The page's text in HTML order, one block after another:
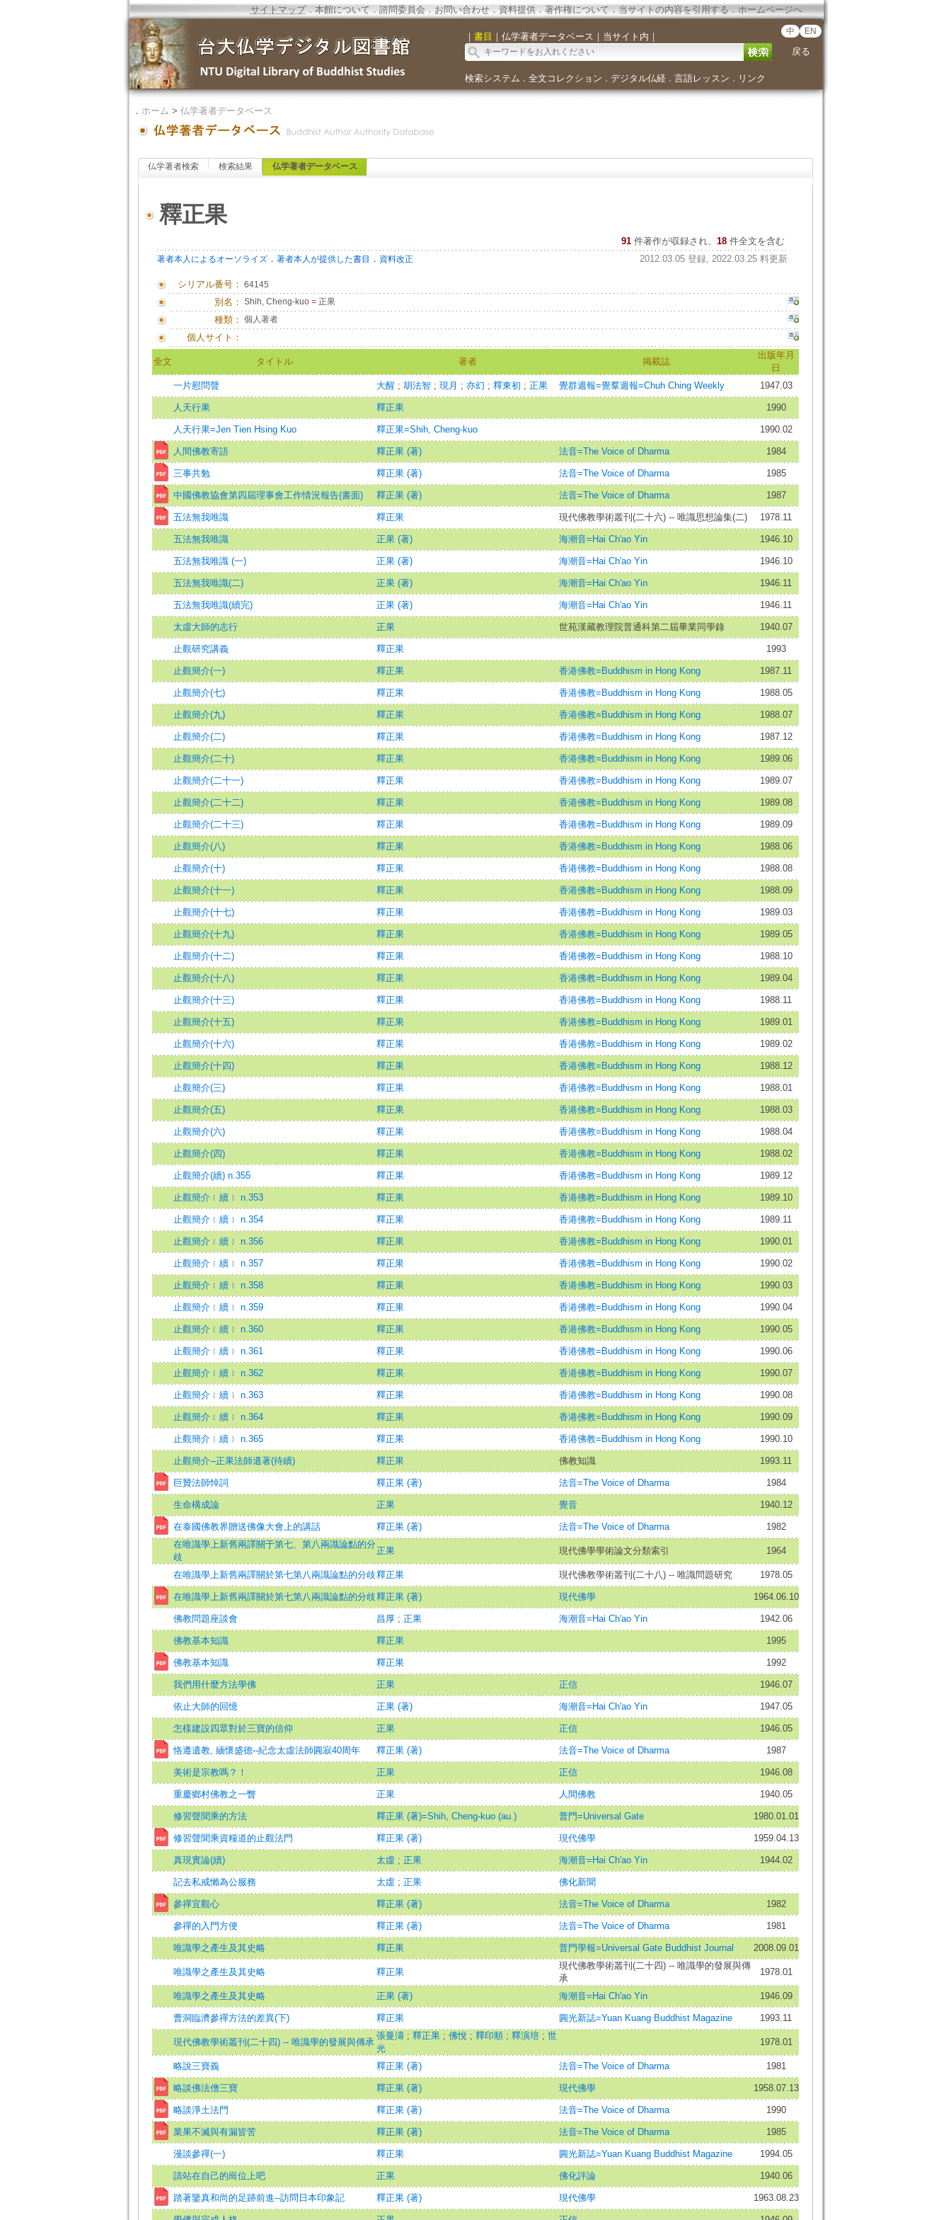
サイトマップ．本館について．諮問委員会． お問い合わせ． 資料提供．著作権について．当サイトの内容を引用する．ホームページへ
｜ 書目 ｜ 仏学著者データベース ｜ 当サイト内 ｜ 中 EN
戻る
検索システム ． 全文コレクション ． デジタル仏経． 言語レッスン ． リンク
． ホーム > 仏学著者データベース
仏学著者検索 検索結果 仏学著者データベース
釋正果
91 件著作が収録され、 18件全文を含む
著者本人によるオーソライズ． 著者本人が提供した書目 ． 資料改正 2012.03.05 登録, 2022.03.25 料更新
シリアル番号： 64145
別名： Shih, Cheng-kuo =正果
種類： 個人著者
個人サイト：
全文 タイトル 著者 掲載誌
出版年月
日
一片慰問聲
大醒 ; 胡法智 ; 現月 ; 亦幻 ; 釋東初 ; 正果 覺群週報=覺羣週報=Chuh Ching Weekly 1947.03
人天行果 釋正果 1990
人天行果=Jen Tien Hsing Kuo 釋正果=Shih, Cheng-kuo 1990.02
人間佛教寄語 釋正果 (著) 法音=The Voice of Dharma 1984
三事共勉 釋正果 (著) 法音=The Voice of Dharma 1985
中國佛教協會第四屆理事會工作情況報告(書面) 釋正果 (著) 法音=The Voice of Dharma 1987
五法無我唯識 釋正果 現代佛教學術叢刊(二十六) -- 唯識思想論集(二) 1978.11
五法無我唯識 正果 (著) 海潮音=Hai Ch'ao Yin 1946.10
五法無我唯識 (一) 正果 (著) 海潮音=Hai Ch'ao Yin 1946.10
五法無我唯識(二) 正果 (著) 海潮音=Hai Ch'ao Yin 1946.11
五法無我唯識(續完) 正果 (著) 海潮音=Hai Ch'ao Yin 1946.11
太虛大師的志行 正果 世苑漢藏教理院普通科第二屆畢業同學錄 1940.07
止觀研究講義 釋正果 1993
止觀簡介(一) 釋正果 香港佛教=Buddhism in Hong Kong 1987.11
止觀簡介(七) 釋正果 香港佛教=Buddhism in Hong Kong 1988.05
止觀簡介(九) 釋正果 香港佛教=Buddhism in Hong Kong 1988.07
止觀簡介(二) 釋正果 香港佛教=Buddhism in Hong Kong 1987.12
止觀簡介(二十) 釋正果 香港佛教=Buddhism in Hong Kong 1989.06
止觀簡介(二十一) 釋正果 香港佛教=Buddhism in Hong Kong 1989.07
止觀簡介(二十二) 釋正果 香港佛教=Buddhism in Hong Kong 1989.08
止觀簡介(二十三) 釋正果 香港佛教=Buddhism in Hong Kong 1989.09
止觀簡介(八) 釋正果 香港佛教=Buddhism in Hong Kong 1988.06
止觀簡介(十) 釋正果 香港佛教=Buddhism in Hong Kong 1988.08
止觀簡介(十一) 釋正果 香港佛教=Buddhism in Hong Kong 1988.09
止觀簡介(十七) 釋正果 香港佛教=Buddhism in Hong Kong 1989.03
止觀簡介(十九) 釋正果 香港佛教=Buddhism in Hong Kong 1989.05
止觀簡介(十二) 釋正果 香港佛教=Buddhism in Hong Kong 1988.10
止觀簡介(十八) 釋正果 香港佛教=Buddhism in Hong Kong 1989.04
止觀簡介(十三) 釋正果 香港佛教=Buddhism in Hong Kong 1988.11
止觀簡介(十五) 釋正果 香港佛教=Buddhism in Hong Kong 1989.01
止觀簡介(十六) 釋正果 香港佛教=Buddhism in Hong Kong 1989.02
止觀簡介(十四) 釋正果 香港佛教=Buddhism in Hong Kong 1988.12
止觀簡介(三) 釋正果 香港佛教=Buddhism in Hong Kong 1988.01
止觀簡介(五) 釋正果 香港佛教=Buddhism in Hong Kong 1988.03
止觀簡介(六) 釋正果 香港佛教=Buddhism in Hong Kong 1988.04
止觀簡介(四) 釋正果 香港佛教=Buddhism in Hong Kong 1988.02
止觀簡介(續) n.355 釋正果 香港佛教=Buddhism in Hong Kong 1989.12
止觀簡介﹝續﹞ n.353 釋正果 香港佛教=Buddhism in Hong Kong 1989.10
止觀簡介﹝續﹞ n.354 釋正果 香港佛教=Buddhism in Hong Kong 1989.11
止觀簡介﹝續﹞ n.356 釋正果 香港佛教=Buddhism in Hong Kong 1990.01
止觀簡介﹝續﹞ n.357 釋正果 香港佛教=Buddhism in Hong Kong 1990.02
止觀簡介﹝續﹞ n.358 釋正果 香港佛教=Buddhism in Hong Kong 1990.03
止觀簡介﹝續﹞ n.359 釋正果 香港佛教=Buddhism in Hong Kong 1990.04
止觀簡介﹝續﹞ n.360 釋正果 香港佛教=Buddhism in Hong Kong 1990.05
止觀簡介﹝續﹞ n.361 釋正果 香港佛教=Buddhism in Hong Kong 1990.06
止觀簡介﹝續﹞ n.362 釋正果 香港佛教=Buddhism in Hong Kong 1990.07
止觀簡介﹝續﹞ n.363 釋正果 香港佛教=Buddhism in Hong Kong 1990.08
止觀簡介﹝續﹞ n.364 釋正果 香港佛教=Buddhism in Hong Kong 1990.09
止觀簡介﹝續﹞ n.365 釋正果 香港佛教=Buddhism in Hong Kong 1990.10
止觀簡介--正果法師遺著(待續) 釋正果 佛教知識 1993.11
巨贊法師悼詞 釋正果 (著) 法音=The Voice of Dharma 1984
生命構成論 正果 覺音 1940.12
在泰國佛教界贈送佛像大會上的講話 釋正果 (著) 法音=The Voice of Dharma
1982
在唯識學上新舊兩譯關于第七、第八兩識論點的分
歧
正果 現代佛學學術論文分類索引 1964
在唯識學上新舊兩譯關於第七第八兩識論點的分歧釋正果 現代佛教學術叢刊(二十八) -- 唯識問題研究 1978.05
在唯識學上新舊兩譯關於第七第八兩識論點的分歧釋正果 (著) 現代佛學 1964.06.10
佛教問題座談會 昌厚 ; 正果 海潮音=Hai Ch'ao Yin 1942.06
佛教基本知識 釋正果 1995
佛教基本知識 釋正果 1992
我們用什麼方法學佛 正果 正信 1946.07
依止大師的回憶 正果 (著) 海潮音=Hai Ch'ao Yin 1947.05
怎樣建設四眾對於三寶的信仰 正果 正信 1946.05
恪遵遺教, 緬懷盛德--紀念太虛法師圓寂40周年 釋正果 (著) 法音=The Voice of Dharma 1987
美術是宗教嗎？！ 正果 正信 1946.08
重慶鄉村佛教之一瞥 正果 人間佛教 1940.05
修習聲聞乘的方法 釋正果 (著)=Shih, Cheng-kuo (au.) 普門=Universal Gate 1980.01.01
修習聲聞乘資糧道的止觀法門 釋正果 (著) 現代佛學 1959.04.13
真現實論(續) 太虛 ; 正果 海潮音=Hai Ch'ao Yin 1944.02
記去私戒懶為公服務 太虛 ; 正果 佛化新聞
參禪宜觀心 釋正果 (著) 法音=The Voice of Dharma 1982
參禪的入門方便 釋正果 (著) 法音=The Voice of Dharma 1981
唯識學之產生及其史略 釋正果 普門學報=Universal Gate Buddhist Journal 2008.09.01
唯識學之產生及其史略 釋正果
現代佛教學術叢刊(二十四) -- 唯識學的發展與傳
承
1978.01
唯識學之產生及其史略 正果 (著) 海潮音=Hai Ch'ao Yin 1946.09
曹洞臨濟參禪方法的差異(下) 釋正果 圓光新誌=Yuan Kuang Buddhist Magazine 1993.11
現代佛教學術叢刊(二十四) -- 唯識學的發展與傳承
張曼濤 ; 釋正果 ; 佛悅 ; 釋印順 ; 釋演培 ; 世
光
1978.01
略說三寶義 釋正果 (著) 法音=The Voice of Dharma 1981
略談佛法僧三寶 釋正果 (著) 現代佛學 1958.07.13
略談淨土法門 釋正果 (著) 法音=The Voice of Dharma 1990
業果不滅與有漏皆苦 釋正果 (著) 法音=The Voice of Dharma 1985
漫談參禪(一) 釋正果 圓光新誌=Yuan Kuang Buddhist Magazine 1994.05
請站在自己的崗位上吧 正果 佛化評論 1940.06
踏著鑒真和尚的足跡前進--訪問日本印象記 釋正果 (著) 現代佛學 1963.08.23